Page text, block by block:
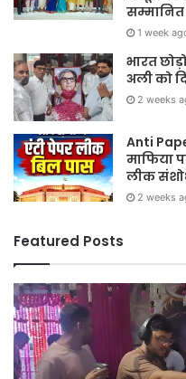
सम्मानित
1 week
भारत
अली को
2 weeks
Anti
माफिया
लीक
2 weeks
Featured Posts
Sawan
2026:
गुरु
पूर्णिमा
और